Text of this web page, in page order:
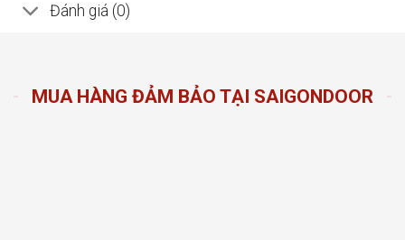
Đánh giá (0)
MUA HÀNG ĐẢM BẢO TẠI SAIGONDOOR